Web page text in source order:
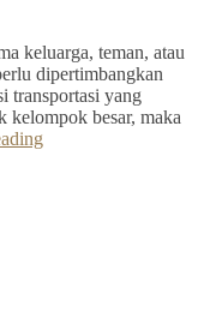
keluarga, teman, atau
dipertimbangkan
transportasi yang
kelompok besar, maka